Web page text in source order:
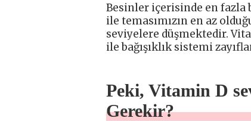
Besinler içerisinde en fazla
ile temasımızın en az
seviyelere düşmektedir.
ile bağışıklık sistemi
Peki, Vitamin D
Gerekir?